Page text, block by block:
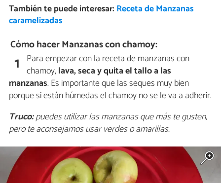
También te puede interesar: Receta de Manzanas
caramelizadas
Cómo hacer Manzanas con chamoy:
1 Para empezar con la receta de manzanas con
chamoy,lava, seca y quita el tallo a las
manzanas. Es importante que las seques muy bien
porque si están húmedas el chamoy no se le va a adherir.
Truco:puedes utilizar las manzanas que más te gusten,
pero te aconsejamos usar verdes o amarillas.